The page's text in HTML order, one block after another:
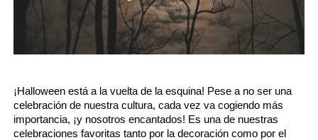
¡Halloween está a la vuelta de la esquina! Pese a no ser una
celebración de nuestra cultura, cada vez va cogiendo más
importancia, ¡y nosotros encantados! Es una de nuestras
celebraciones favoritas tanto por la decoración como por el